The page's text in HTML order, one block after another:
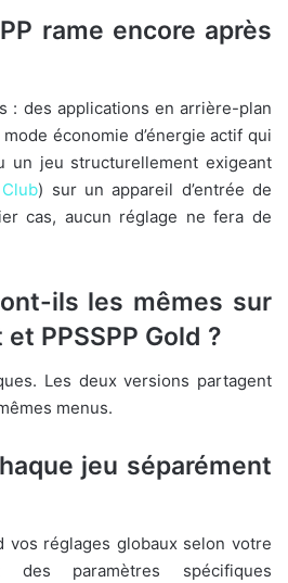
rame encore après
: des applications en arrière-plan
économie d’énergie actif qui
un jeu structurellement exigeant
) sur un appareil d’entrée de
cas, aucun réglage ne fera de
ils les mêmes sur
PPSSPP Gold ?
Les deux versions partagent
menus.
jeu séparément
vos réglages globaux selon votre
paramètres spécifiques